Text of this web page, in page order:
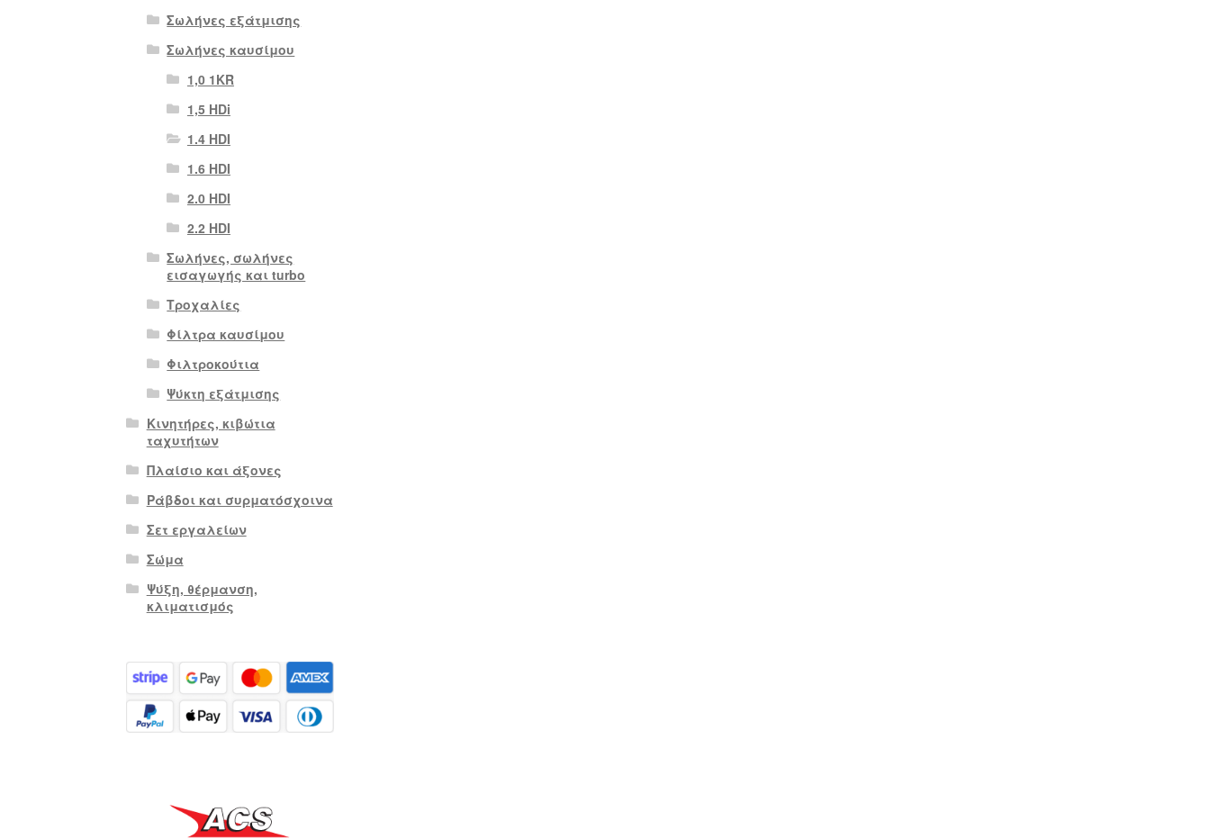
Σωλήνες εξάτμισης
Σωλήνες καυσίμου
1,0 1KR
1,5 HDi
1.4 HDI
1.6 HDI
2.0 HDI
2.2 HDI
Σωλήνες, σωλήνες
εισαγωγής και turbo
Τροχαλίες
Φίλτρα καυσίμου
Φιλτροκούτια
Ψύκτη εξάτμισης
Κινητήρες, κιβώτια
ταχυτήτων
Πλαίσιο και άξονες
Ράβδοι και συρματόσχοινα
Σετ εργαλείων
Σώμα
Ψύξη, θέρμανση,
κλιματισμός